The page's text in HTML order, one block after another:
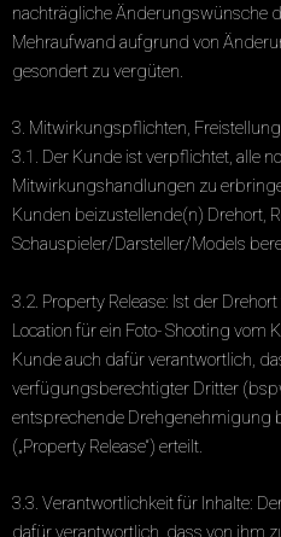
nachträgliche Änderungswünsche
Mehraufwand aufgrund von
gesondert zu vergüten.
3. Mitwirkungspflichten,
3.1. Der Kunde ist verpflichtet, alle
Mitwirkungshandlungen zu
Kunden beizustellende(n) Drehort,
Schauspieler/Darsteller/Models
3.2. Property Release: Ist der
Location für ein Foto- Shooting vom
Kunde auch dafür verantwortlich,
verfügungsberechtigter Dritter
entsprechende Drehgenehmigung
(„Property Release“) erteilt.
3.3. Verantwortlichkeit für Inhalte: